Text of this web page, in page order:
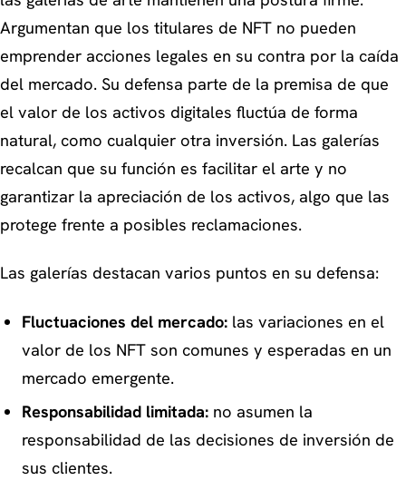
Argumentan que los titulares de NFT no pueden
emprender acciones legales en su contra por la caída
del mercado. Su defensa parte de la premisa de que
el valor de los activos digitales fluctúa de forma
natural, como cualquier otra inversión. Las galerías
recalcan que su función es facilitar el arte y no
garantizar la apreciación de los activos, algo que las
protege frente a posibles reclamaciones.
Las galerías destacan varios puntos en su defensa:
Fluctuaciones del mercado:las variaciones en el
valor de los NFT son comunes y esperadas en un
mercado emergente.
Responsabilidad limitada:no asumen la
responsabilidad de las decisiones de inversión de
sus clientes.